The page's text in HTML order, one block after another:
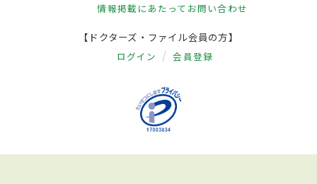
情報掲載にあたって お問い合わせ
【ドクターズ・ファイル会員の方】
ログイン 会員登録